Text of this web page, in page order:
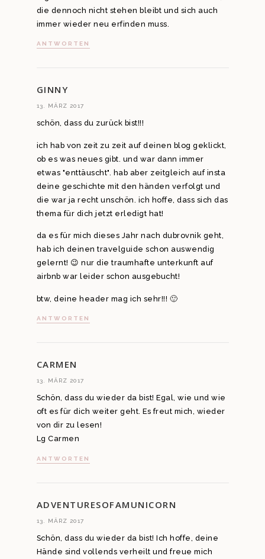
die dennoch nicht stehen bleibt und sich auch
immer wieder neu erfinden muss.
ANTWORTEN
GINNY
13. MÄRZ 2017
schön, dass du zurück bist!!!
ich hab von zeit zu zeit auf deinen blog geklickt,
ob es was neues gibt. und war dann immer
etwas "enttäuscht". hab aber zeitgleich auf insta
deine geschichte mit den händen verfolgt und
die war ja recht unschön. ich hoffe, dass sich das
thema für dich jetzt erledigt hat!
da es für mich dieses Jahr nach dubrovnik geht,
hab ich deinen travelguide schon auswendig
gelernt! 😉 nur die traumhafte unterkunft auf
airbnb war leider schon ausgebucht!
btw, deine header mag ich sehr!!! 🙂
ANTWORTEN
CARMEN
13. MÄRZ 2017
Schön, dass du wieder da bist! Egal, wie und wie
oft es für dich weiter geht. Es freut mich, wieder
von dir zu lesen!
Lg Carmen
ANTWORTEN
ADVENTURESOFAMUNICORN
13. MÄRZ 2017
Schön, dass du wieder da bist! Ich hoffe, deine
Hände sind vollends verheilt und freue mich